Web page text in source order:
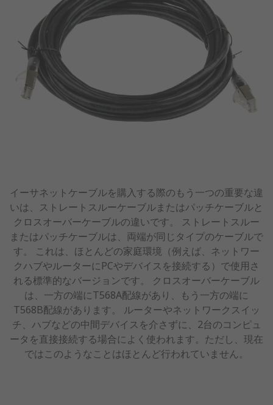
イーサネットケーブルを購入する際のもう一つの重要な違
いは、ストレートスルーケーブルまたはパッチケーブルと
クロスオーバーケーブルの違いです。 ストレートスルー
またはパッチケーブルは、両端が同じタイプのケーブルで
す。 これは、ほとんどの家庭環境（例えば、ネットワー
クハブやルーターにPCやデバイスを接続する）で使用さ
れる標準的なバージョンです。 クロスオーバーケーブル
は、一方の端にT568A配線があり、もう一方の端に
T568B配線があります。 ルーターやネットワークスイッ
チ、ハブなどの中間デバイスを介さずに、2台のコンピュ
ータを直接接続する場合によく使われます。ただし、現在
ではこのようなことはほとんど行われていません。